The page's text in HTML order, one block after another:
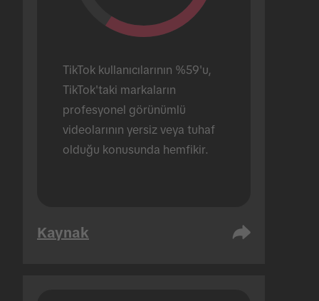
TikTok kullanıcılarının %59'u,
TikTok'taki markaların
profesyonel görünümlü
videolarının yersiz veya tuhaf
olduğu konusunda hemfikir.
Kaynak